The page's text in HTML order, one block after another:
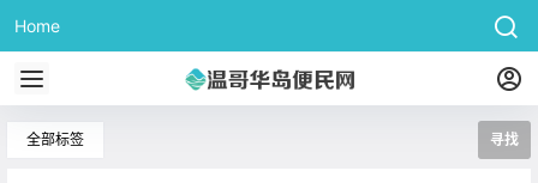
Home
全部标签 寻找